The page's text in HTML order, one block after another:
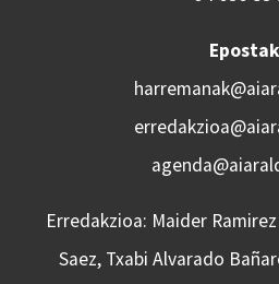
Epostak
Erredakzioa: Maider
Saez, Txabi Alvarado